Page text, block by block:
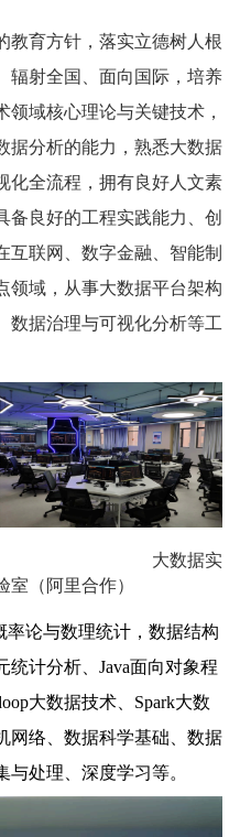
教育方针，落实立德树人根
辐射全国、面向国际，培养
域核心理论与关键技术，
据分析的能力，熟悉大数据
化全流程，拥有良好人文素
备良好的工程实践能力、创
互联网、数字金融、智能制
领域，从事大数据平台架构
数据治理与可视化分析等工
实
室（阿里合作）
率论与数理统计，数据结构
计分析、Java面向对象程
大数据技术、Spark大数
网络、数据科学基础、数据
处理、深度学习等。